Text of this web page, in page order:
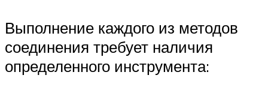
Выполнение каждого из методов
соединения требует наличия
определенного инструмента: